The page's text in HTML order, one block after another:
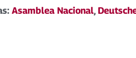
Asamblea Nacional,